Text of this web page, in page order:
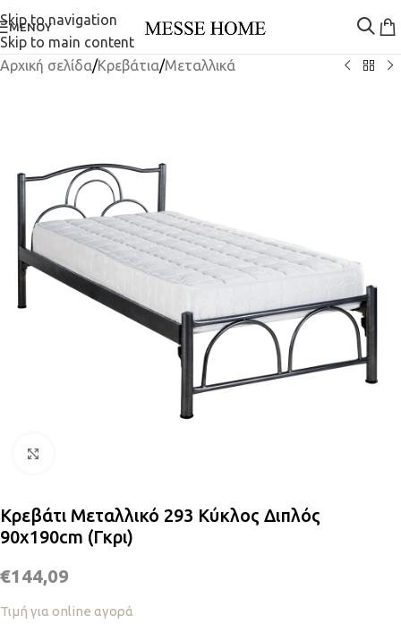
Skip to navigation
Skip to main content
ΜΕΝΟΎ
Αρχική σελίδα/Κρεβάτια/Μεταλλικά
Κρεβάτι Μεταλλικό 293 Κύκλος Διπλός
90x190cm (Γκρι)
€144,09
Τιμή για online αγορά